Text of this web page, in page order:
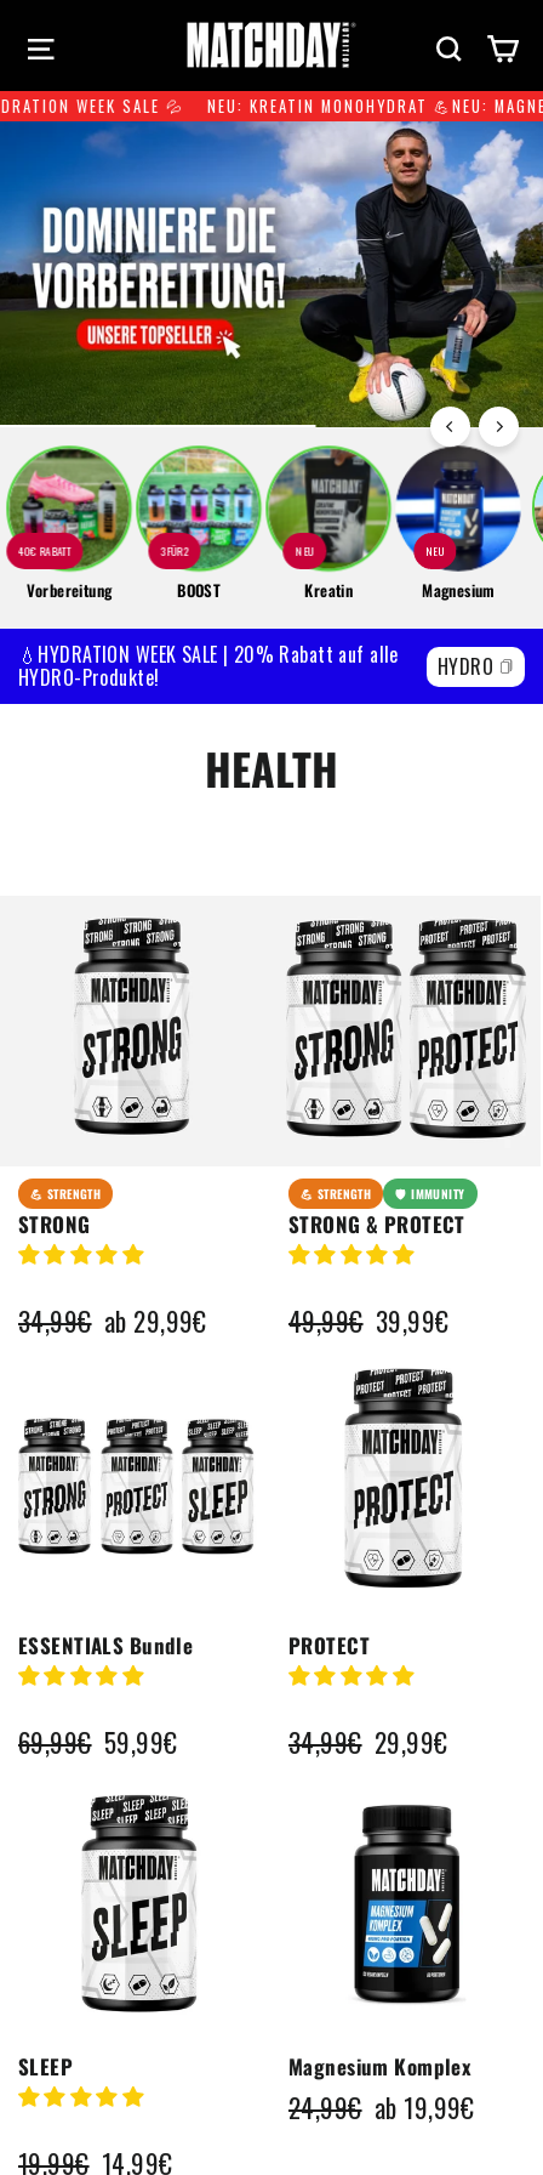
zum
Seitennavigation Suche
WEEK SALE 💦 NEU: KREATIN MONOHYDRAT 💪 NEU:
Diashow
40€ RABATT
Vorbereitung
3FÜR2
BOOST
NEU
Kreatin
NEU
Magnesium
💧HYDRATION WEEK SALE | 20% Rabatt auf alle
HYDRO-Produkte! HYDRO
HEALTH
💪 STRENGTH
STRONG
Normaler
34,99€ Sonderpreis
ab 29,99€
💪 STRENGTH 🛡️ IMMUNITY
STRONG & PROTECT
Normaler
49,99€ Sonderpreis
39,99€
ESSENTIALS Bundle
Normaler
69,99€ Sonderpreis
59,99€
PROTECT
Normaler
34,99€ Sonderpreis
29,99€
SLEEP
Normaler
19,99€ Sonderpreis
14,99€
Magnesium Komplex
Normaler
24,99€ Sonderpreis
ab 19,99€